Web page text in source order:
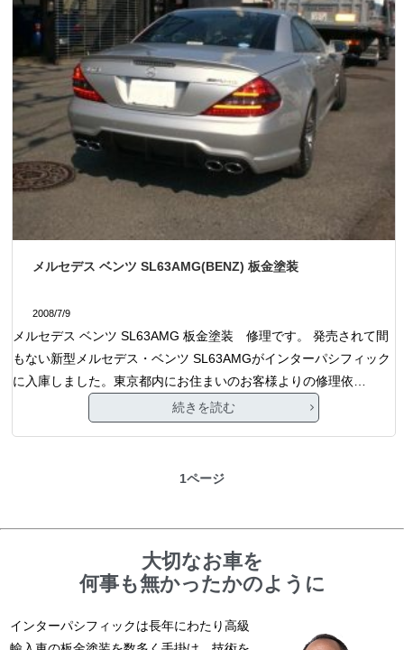
メルセデス ベンツ SL63AMG(BENZ) 板金塗装
2008/7/9
メルセデス ベンツ SL63AMG 板金塗装 修理です。 発売されて間
もない新型メルセデス・ベンツ SL63AMGがインターパシフィック
に入庫しました。東京都内にお住まいのお客様よりの修理依…
続きを読む
1ページ
大切なお車を
何事も無かったかのように
インターパシフィックは長年にわたり高級